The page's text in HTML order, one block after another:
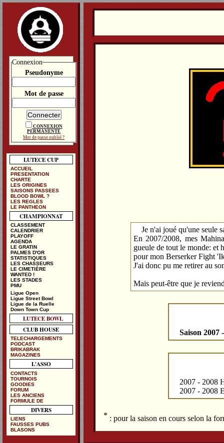
Je n'ai joué qu'une seule
En 2007/2008, mes
gueule de tout le monde: et
pour mon Berserker Fight
J'ai donc pu me retirer au
Mais peut-être que je
Saison 2007
2007 - 2008
2007 - 2008
* : pour la saison en cours selon la
Connexion
Pseudonyme
Mot de passe
CONNEXION
PERMANENTE
Mot de passe oublié ?
LUTECE CUP
ACCUEIL
PRESENTATION
CHARTE
LES ORIGINES
SAISONS PASSEES
BLOOD BOWL ?
LES REGLES
LE PANTHEON
CHAMPIONNAT
CLASSEMENT
CALENDRIER
PLAYOFF
AGENDA
LE GRATIN
PALMES D'OR
STATISTIQUES
LES CHASSEURS
LE CIMETIÈRE
WANTED !
LES STADES
PMU
Ligue Open
Ligue Street Bowl
Ligue de la Ruelle
Down Town Cup
LUTECE BOWL
CLUB HOUSE
TELECHARGEMENTS
PODCAST
BRIKABRAK
MAGAZINES
L'ASSO
CONTACTS
TOURNOIS
GOODIES
FORUM
LES ANCIENS
FORMULE DE
DIVERS
LIENS
FAUSSES PUBS
BLASONS